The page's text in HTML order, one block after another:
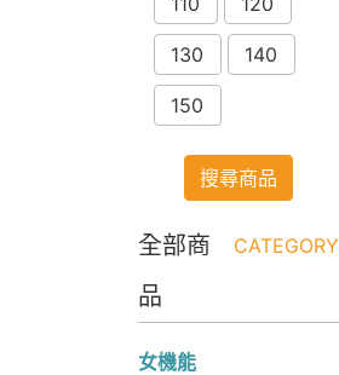
130 140
150
搜尋商品
全部商
品
CATEGORY
女機能